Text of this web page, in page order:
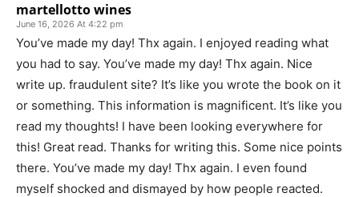
martellotto wines
June 16, 2026 At 4:22 pm
You’ve made my day! Thx again. I enjoyed reading what
you had to say. You’ve made my day! Thx again. Nice
write up. fraudulent site? It’s like you wrote the book on it
or something. This information is magnificent. It’s like you
read my thoughts! I have been looking everywhere for
this! Great read. Thanks for writing this. Some nice points
there. You’ve made my day! Thx again. I even found
myself shocked and dismayed by how people reacted.